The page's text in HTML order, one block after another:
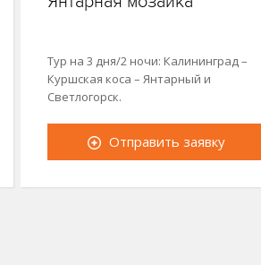
Тур на 3 дня/2 ночи: Калининград –
Куршская коса – Янтарный и
Светлогорск.
Отправить заявку